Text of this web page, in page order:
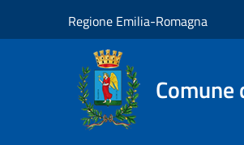
Regione Emilia-Romagna